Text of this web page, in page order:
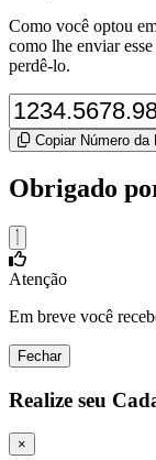
Como você optou
como lhe enviar
perdê-lo.
Copiar Número da
Obrigado
Atenção
Em breve você
Fechar
Realize seu
×